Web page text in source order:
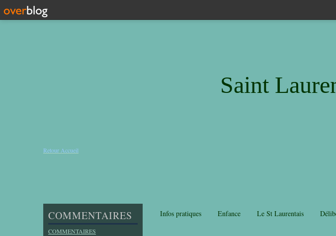
Saint
Retour Accueil
COMMENTAIRES
COMMENTAIRES
Infos pratiques Enfance Le St Laurentais